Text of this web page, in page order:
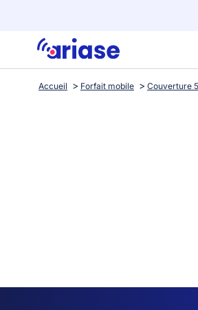
Accueil Forfait mobile Couverture